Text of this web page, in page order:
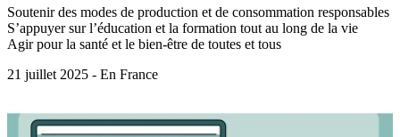
Soutenir des modes de production et de consommation responsables
S’appuyer sur l’éducation et la formation tout au long de la vie
Agir pour la santé et le bien-être de toutes et tous
21 juillet 2025 - En France